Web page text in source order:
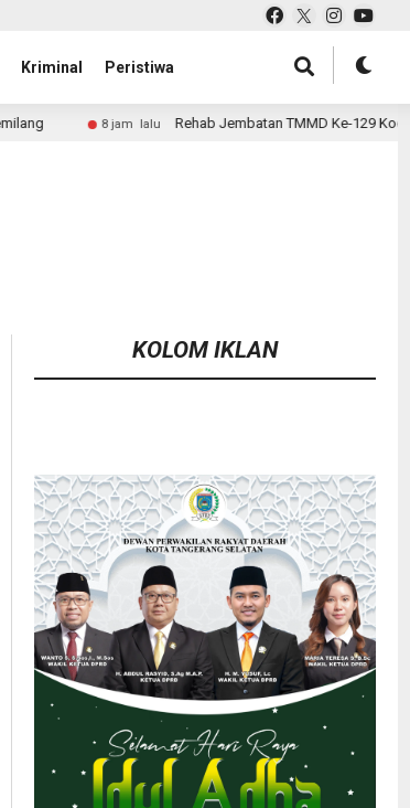
Kriminal Peristiwa
Rehab Jembatan TMMD Ke-129 Kodim 1807/Sorsel Hampir
KOLOM IKLAN